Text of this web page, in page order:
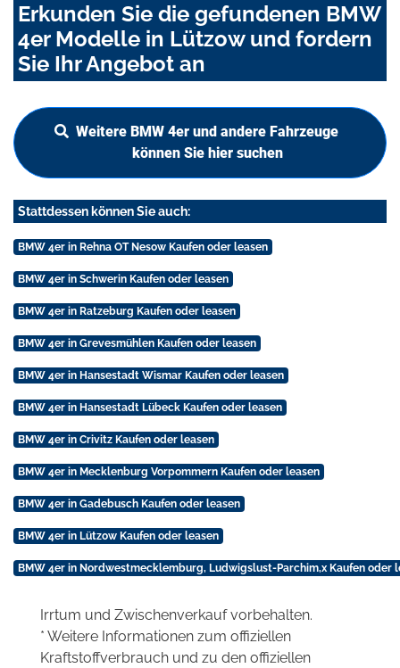
Erkunden Sie die gefundenen BMW
4er Modelle in Lützow und fordern
Sie Ihr Angebot an
Weitere BMW 4er und andere Fahrzeuge
können Sie hier suchen
Stattdessen können Sie auch:
BMW 4er in Rehna OT Nesow Kaufen oder leasen
BMW 4er in Schwerin Kaufen oder leasen
BMW 4er in Ratzeburg Kaufen oder leasen
BMW 4er in Grevesmühlen Kaufen oder leasen
BMW 4er in Hansestadt Wismar Kaufen oder leasen
BMW 4er in Hansestadt Lübeck Kaufen oder leasen
BMW 4er in Crivitz Kaufen oder leasen
BMW 4er in Mecklenburg Vorpommern Kaufen oder leasen
BMW 4er in Gadebusch Kaufen oder leasen
BMW 4er in Lützow Kaufen oder leasen
BMW 4er in Nordwestmecklemburg, Ludwigslust-Parchim,x Kaufen oder
Irrtum und Zwischenverkauf vorbehalten.
* Weitere Informationen zum offiziellen
Kraftstoffverbrauch und zu den offiziellen